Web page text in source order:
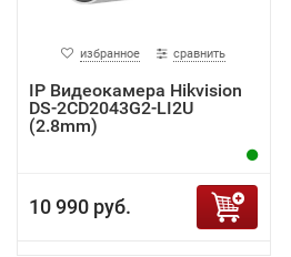
избранное сравнить
IP Видеокамера Hikvision
DS-2CD2043G2-LI2U
(2.8mm)
10 990 руб.